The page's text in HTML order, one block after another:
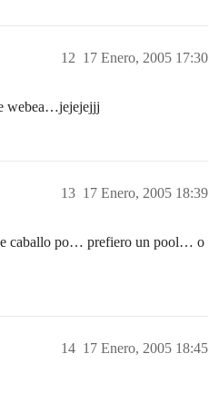
17 Enero, 2005 17:30
12
webea…jejejejjj
17 Enero, 2005 18:39
13
caballo po… prefiero un pool… o
17 Enero, 2005 18:45
14